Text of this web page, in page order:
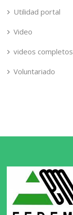
Utilidad portal
Video
videos completos
Voluntariado